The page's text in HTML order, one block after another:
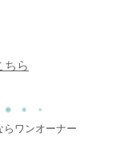
ちら
らワンオーナー